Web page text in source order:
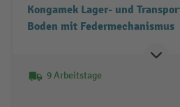
Kongamek Lager- und
Boden mit Federmechanismus
9 Arbeitstage